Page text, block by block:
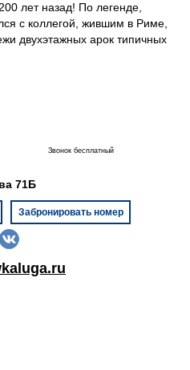
лет назад! По легенде,
с коллегой, жившим в Риме,
двухэтажных арок типичных
Звонок бесплатный
71Б
Забронировать номер